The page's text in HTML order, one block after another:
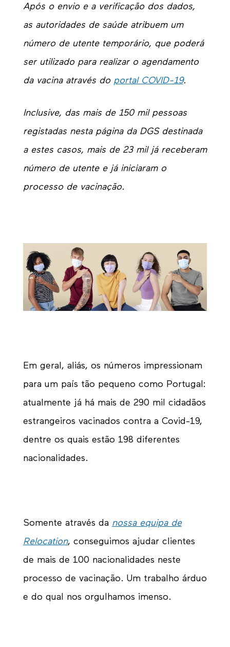
Após o envio e a verificação dos dados,
as autoridades de saúde atribuem um
número de utente temporário, que poderá
ser utilizado para realizar o agendamento
da vacina através do portal COVID-19.
Inclusive, das mais de 150 mil pessoas
registadas nesta página da DGS destinada
a estes casos, mais de 23 mil já receberam
número de utente e já iniciaram o
processo de vacinação.
Em geral, aliás, os números impressionam
para um país tão pequeno como Portugal:
atualmente já há mais de 290 mil cidadãos
estrangeiros vacinados contra a Covid-19,
dentre os quais estão 198 diferentes
nacionalidades.
Somente através da nossa equipa de
Relocation, conseguimos ajudar clientes
de mais de 100 nacionalidades neste
processo de vacinação. Um trabalho árduo
e do qual nos orgulhamos imenso.